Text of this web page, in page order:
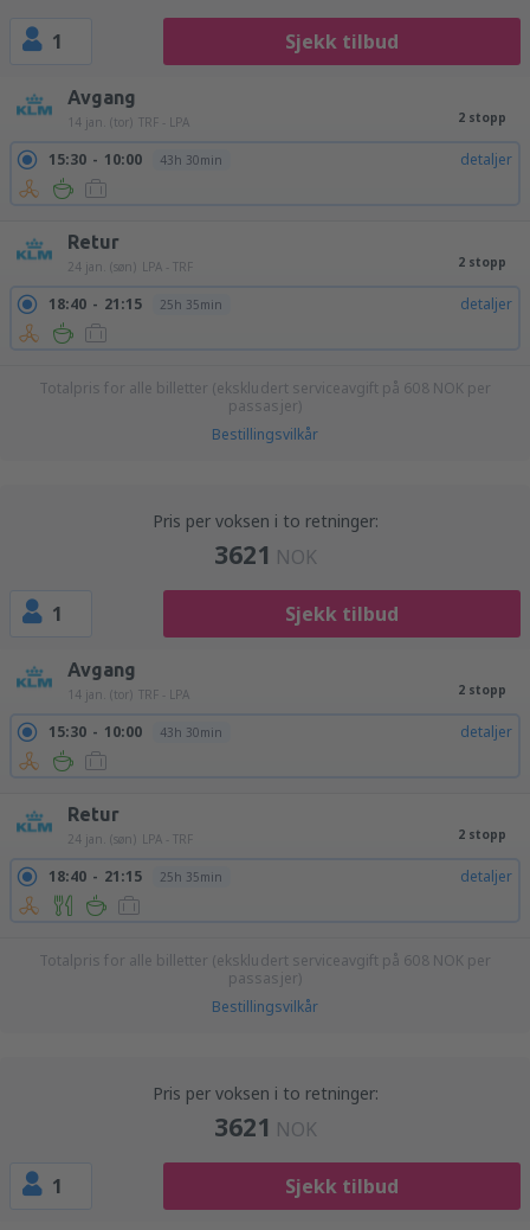
1 Sjekk tilbud
Avgang
14 jan. (tor) TRF - LPA 2 stopp
15:30 10:00 43h 30min detaljer
Retur
24 jan. (søn) LPA - TRF 2 stopp
18:40 21:15 25h 35min detaljer
Totalpris for alle billetter (ekskludert serviceavgift på 608 NOK per
passasjer)
Bestillingsvilkår
Pris per voksen i to retninger:
3621 NOK
1 Sjekk tilbud
Avgang
14 jan. (tor) TRF - LPA 2 stopp
15:30 10:00 43h 30min detaljer
Retur
24 jan. (søn) LPA - TRF 2 stopp
18:40 21:15 25h 35min detaljer
Totalpris for alle billetter (ekskludert serviceavgift på 608 NOK per
passasjer)
Bestillingsvilkår
Pris per voksen i to retninger:
3621 NOK
1 Sjekk tilbud